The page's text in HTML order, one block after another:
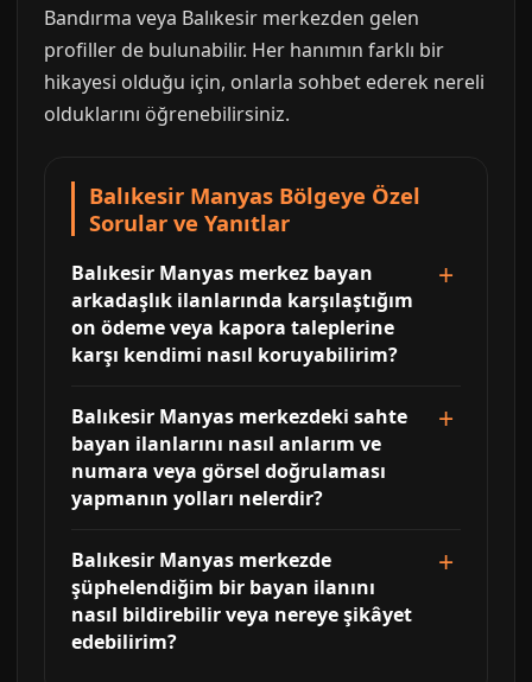
Bandırma veya Balıkesir merkezden gelen
profiller de bulunabilir. Her hanımın farklı bir
hikayesi olduğu için, onlarla sohbet ederek nereli
olduklarını öğrenebilirsiniz.
Balıkesir Manyas Bölgeye Özel
Sorular ve Yanıtlar
Balıkesir Manyas merkez bayan
arkadaşlık ilanlarında karşılaştığım
on ödeme veya kapora taleplerine
karşı kendimi nasıl koruyabilirim?
Balıkesir Manyas merkezdeki sahte
bayan ilanlarını nasıl anlarım ve
numara veya görsel doğrulaması
yapmanın yolları nelerdir?
Balıkesir Manyas merkezde
şüphelendiğim bir bayan ilanını
nasıl bildirebilir veya nereye şikâyet
edebilirim?